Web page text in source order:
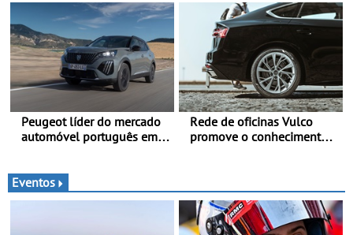
Continental - O início da
produção está previsto
para 2028, com uma
capacidade anual de até
120.000 veículos
Peugeot líder do mercado
automóvel português em
Rede de oficinas Vulco
promove o conhecimento
Eventos